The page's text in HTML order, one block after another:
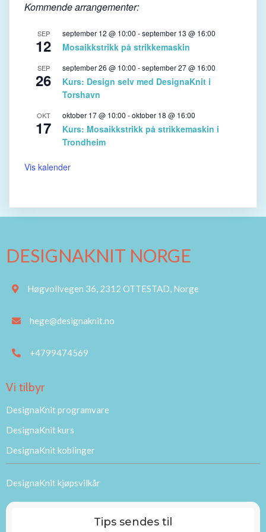
Kommende arrangementer:
SEP
12
september 12 @ 10:00 -september 13 @ 16:00
Mosaikkstrikk på strikkemaskin
SEP
26
september 26 @ 10:00 -september 27 @ 16:00
Kurs: Design selv med DesignaKnit i
Torshavn
OKT
17
oktober 17 @ 10:00 -oktober 18 @ 16:00
Kurs: Mosaikkstrikk på strikkemaskin i
Trondheim
Vis kalender
DESIGNAKNIT NORGE
Høgvollvegen 36, 2312 OTTESTAD, Norge
hege@designaknit.no
+4799474569
Vi tilbyr
DesignaKnit programvare
DesignaKnit kurs
DesignaKnit koblinger
DesignaKnit kjøpsvilkår
Tips sendes til